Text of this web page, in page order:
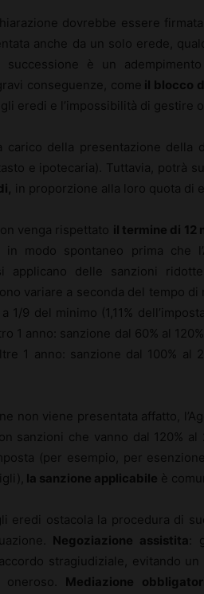
dovrebbe essere
anche da un solo erede,
successione è un
conseguenze, come il blocco
eredi e l’impossibilità di gestire
carico della presentazione
e ipotecaria). Tuttavia, potrà
in proporzione alla loro quota di
venga rispettato il termine di 12
in modo spontaneo prima che
applicano delle sanzioni
variare a seconda del tempo
1/9 del minimo (1,11%
1 anno: sanzione dal 60% al
1 anno: sanzione dal 100% al
non viene presentata affatto,
sanzioni che vanno dal 120%
(per esempio, per
la sanzione applicabile è
eredi ostacola la procedura di
Negoziazione assistita
:
stragiudiziale, evitando
Mediazione